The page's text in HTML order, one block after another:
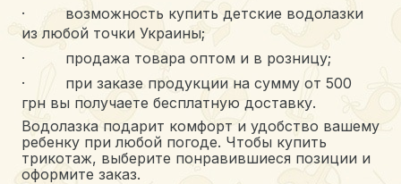
· возможность купить детские водолазки
из любой точки Украины;
· продажа товара оптом и в розницу;
· при заказе продукции на сумму от 500
грн вы получаете бесплатную доставку.
Водолазка подарит комфорт и удобство вашему
ребенку при любой погоде. Чтобы купить
трикотаж, выберите понравившиеся позиции и
оформите заказ.